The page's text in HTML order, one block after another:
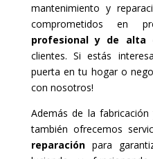
mantenimiento y
comprometidos en
profesional y de alta
clientes. Si estás
puerta en tu hogar o
con nosotros!
Además de la
también ofrecemos
reparaciónpara